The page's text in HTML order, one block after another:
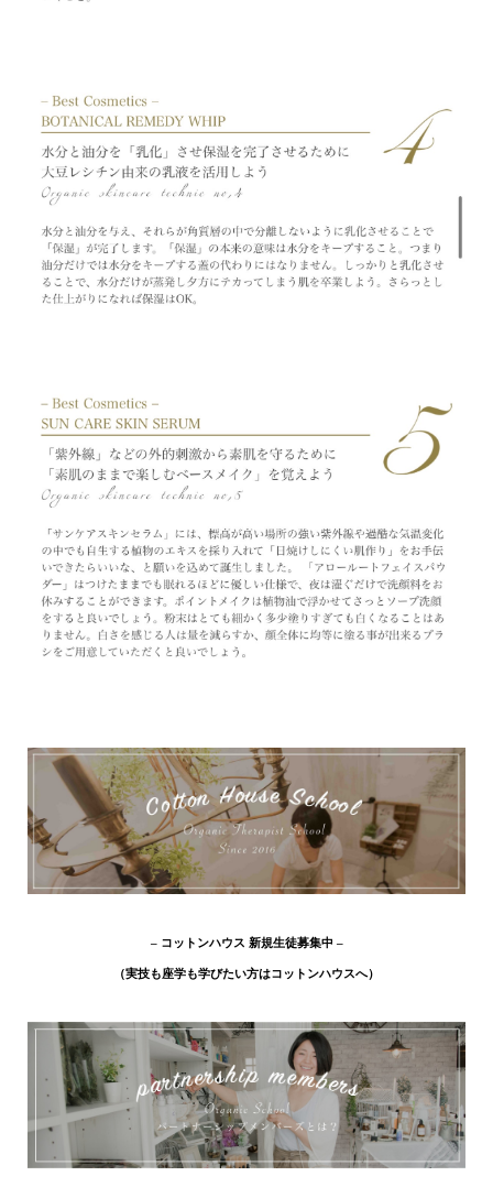
– コットンハウス 新規生徒募集中 –
（実技も座学も学びたい方はコットンハウスへ）